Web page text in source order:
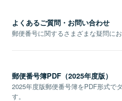
よくあるご質問・お問い合わせ
郵便番号に関するさまざまな疑問にお
郵便番号簿PDF（2025年度版）
2025年度版郵便番号簿をPDF形式で
す。